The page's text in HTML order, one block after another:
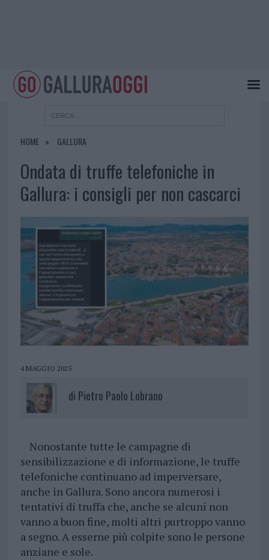
HOME GALLURA
Ondata di truffe telefoniche in
Gallura: i consigli per non cascarci
4 MAGGIO 2025
di Pietro Paolo Lobrano
Nonostante tutte le campagne di
sensibilizzazione e di informazione, le truffe
telefoniche continuano ad imperversare,
anche in Gallura. Sono ancora numerosi i
tentativi di truffa che, anche se alcuni non
vanno a buon fine, molti altri purtroppo vanno
a segno. A esserne più colpite sono le persone
anziane e sole.